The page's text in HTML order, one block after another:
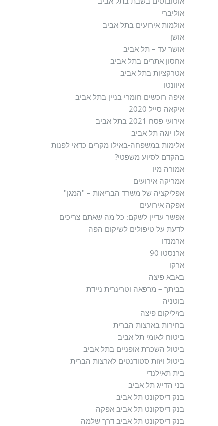
אוליברי
אולמות אירועים בתל אביב
אושן
אושר עד – תל אביב
אחסון אתרים בתל אביב
אטרקציות בתל אביב
איוונטו
איפה רוכשים חומרי בניין בתל אביב
איקאה סייל 2020
אירועי פסח 2021 בתל אביב
אלו יוגה תל אביב
אלימות במשפחה-באילו מקרים כדאי לפנות
בהקדם לסיוע משפטי?
אמורה מיו
אמריקה אירועים
אפליקציה של משרד הבריאות – "המגן"
אפקה אירועים
אפשר עדיין לשקם: כל מה שאתם צריכים
לדעת על טיפולים לשיקום הפה
ארמנדו
ארנסטו 90
ארקו
באבא פיצה
בביתך – מרפאה וטרינרית ניידת
בוטניה
בזיליקום פיצה
בחירות בארצות הברית
ביטוח לאומי תל אביב
ביטול השכרת אופניים בתל אביב
ביטול ויזות סטודנטים לארצות הברית
בית תאילנדי
בני הדייג תל אביב
בנק דיסקונט תל אביב
בנק דיסקונט תל אביב אפקה
בנק דיסקונט תל אביב דרך שלמה